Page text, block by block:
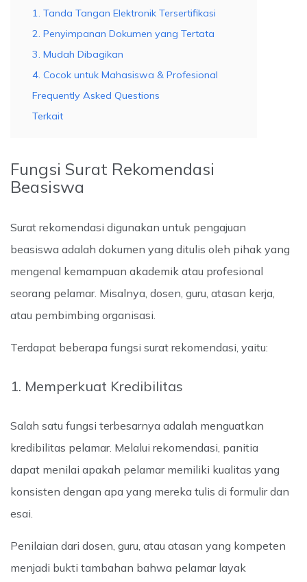
1. Tanda Tangan Elektronik Tersertifikasi
2. Penyimpanan Dokumen yang Tertata
3. Mudah Dibagikan
4. Cocok untuk Mahasiswa & Profesional
Frequently Asked Questions
Terkait
Fungsi Surat Rekomendasi
Beasiswa
Surat rekomendasi digunakan untuk pengajuan
beasiswa adalah dokumen yang ditulis oleh pihak yang
mengenal kemampuan akademik atau profesional
seorang pelamar. Misalnya, dosen, guru, atasan kerja,
atau pembimbing organisasi.
Terdapat beberapa fungsi surat rekomendasi, yaitu:
1. Memperkuat Kredibilitas
Salah satu fungsi terbesarnya adalah menguatkan
kredibilitas pelamar. Melalui rekomendasi, panitia
dapat menilai apakah pelamar memiliki kualitas yang
konsisten dengan apa yang mereka tulis di formulir dan
esai.
Penilaian dari dosen, guru, atau atasan yang kompeten
menjadi bukti tambahan bahwa pelamar layak